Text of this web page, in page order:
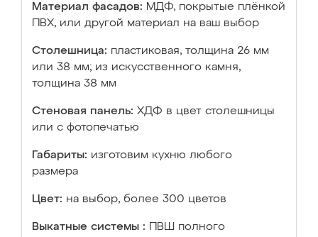
Материал фасадов: МДФ, покрытые плёнкой
ПВХ, или другой материал на ваш выбор
Столешница: пластиковая, толщина 26 мм
или 38 мм; из искусственного камня,
толщина 38 мм
Стеновая панель: ХДФ в цвет столешницы
или с фотопечатью
Габариты: изготовим кухню любого
размера
Цвет: на выбор, более 300 цветов
Выкатные системы :
ПВШ полного